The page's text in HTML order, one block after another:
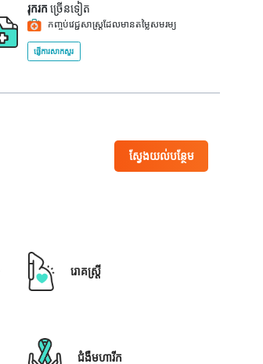
រុករក ច្រើនទៀត
កញ្ចប់វេជ្ជសាស្ត្រដែលមានតម្លៃសមរម្យ
ផ្ញើការសាកសួរ
ស្វែងយល់បន្ថែម
រោគស្ត្រី
ជំងឺមហារីក